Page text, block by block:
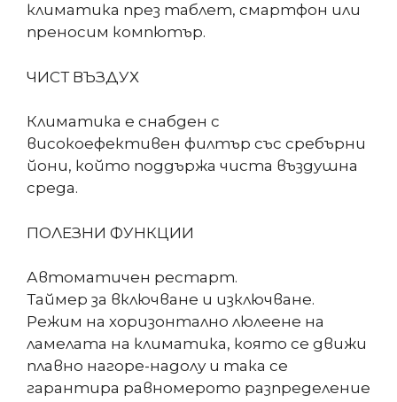
климатика през таблет, смартфон или
преносим компютър.
ЧИСТ ВЪЗДУХ
Климатика е снабден с
високоефективен филтър със сребърни
йони, който поддържа чиста въздушна
среда.
ПОЛЕЗНИ ФУНКЦИИ
Автоматичен рестарт.
Таймер за включване и изключване.
Режим на хоризонтално люлеене на
ламелата на климатика, която се движи
плавно нагоре-надолу и така се
гарантира равномерото разпределение